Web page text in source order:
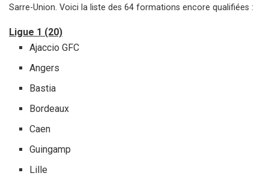
Sarre-Union. Voici la liste des 64 formations encore qualifiées :
Ligue 1 (20)
Ajaccio GFC
Angers
Bastia
Bordeaux
Caen
Guingamp
Lille